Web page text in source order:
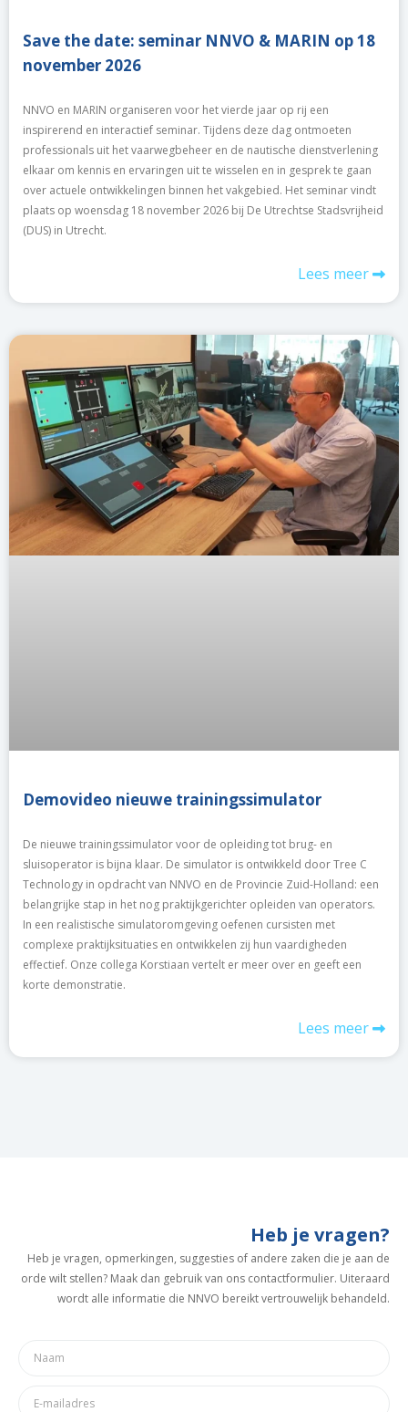
Save the date: seminar NNVO & MARIN op 18
november 2026
NNVO en MARIN organiseren voor het vierde jaar op rij een
inspirerend en interactief seminar. Tijdens deze dag ontmoeten
professionals uit het vaarwegbeheer en de nautische dienstverlening
elkaar om kennis en ervaringen uit te wisselen en in gesprek te gaan
over actuele ontwikkelingen binnen het vakgebied. Het seminar vindt
plaats op woensdag 18 november 2026 bij De Utrechtse Stadsvrijheid
(DUS) in Utrecht.
Lees meer
Demovideo nieuwe trainingssimulator
De nieuwe trainingssimulator voor de opleiding tot brug- en
sluisoperator is bijna klaar. De simulator is ontwikkeld door Tree C
Technology in opdracht van NNVO en de Provincie Zuid-Holland: een
belangrijke stap in het nog praktijkgerichter opleiden van operators.
In een realistische simulatoromgeving oefenen cursisten met
complexe praktijksituaties en ontwikkelen zij hun vaardigheden
effectief. Onze collega Korstiaan vertelt er meer over en geeft een
korte demonstratie.
Lees meer
Heb je vragen?
Heb je vragen, opmerkingen, suggesties of andere zaken die je aan de
orde wilt stellen? Maak dan gebruik van ons contactformulier. Uiteraard
wordt alle informatie die NNVO bereikt vertrouwelijk behandeld.